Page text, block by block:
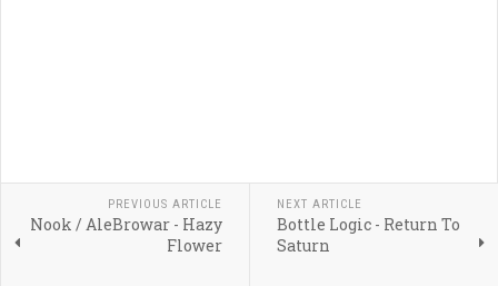
PREVIOUS ARTICLE
Nook / AleBrowar - Hazy
Flower
NEXT ARTICLE
Bottle Logic - Return To
Saturn